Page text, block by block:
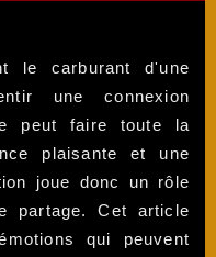
le carburant d'une
une connexion
peut faire toute la
plaisante et une
joue donc un rôle
partage. Cet article
qui peuvent